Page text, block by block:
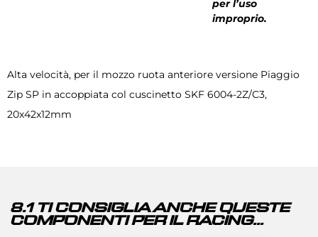
per l’uso
improprio.
Alta velocità, per il mozzo ruota anteriore versione Piaggio
Zip SP in accoppiata col cuscinetto SKF 6004-2Z/C3,
20x42x12mm
8.1 TI CONSIGLIA ANCHE QUESTE
COMPONENTI PER IL RACING...